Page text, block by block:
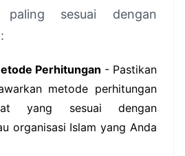
sesuai dengan
Perhitungan - Pastikan
metode perhitungan
yang sesuai dengan
organisasi Islam yang Anda